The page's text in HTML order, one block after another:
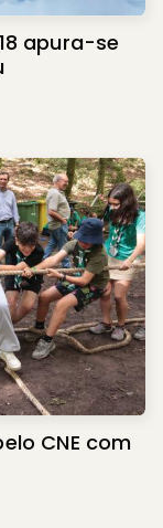
apura-se
com